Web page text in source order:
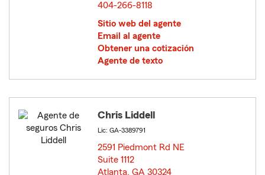
404-266-8118
Sitio web del agente
Email al agente
Obtener una cotización
Agente de texto
Chris Liddell
Lic: GA-3389791
2591 Piedmont Rd NE
Suite 1112
Atlanta, GA 30324